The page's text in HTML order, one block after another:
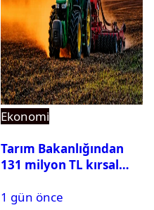
Ekonomi
Tarım Bakanlığından
131 milyon TL kırsal
Toplam 688 milyon TL
1 gün önce